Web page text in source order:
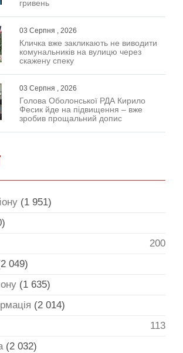
гривень
03 Серпня , 2026
Кличка вже закликають не виводити
комунальників на вулицю через
скажену спеку
03 Серпня , 2026
Голова Оболонської РДА Кирило
Фесик йде на підвищення – вже
зробив прощальний допис
(1 951)
200
049)
(1 635)
(2 014)
113
(2 032)